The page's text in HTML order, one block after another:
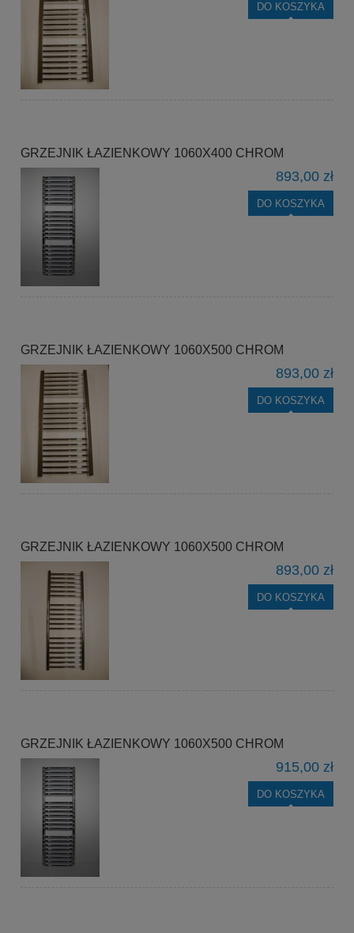
DO KOSZYKA
GRZEJNIK ŁAZIENKOWY 1060X400 CHROM
893,00 zł
DO KOSZYKA
GRZEJNIK ŁAZIENKOWY 1060X500 CHROM
893,00 zł
DO KOSZYKA
GRZEJNIK ŁAZIENKOWY 1060X500 CHROM
893,00 zł
DO KOSZYKA
GRZEJNIK ŁAZIENKOWY 1060X500 CHROM
915,00 zł
DO KOSZYKA